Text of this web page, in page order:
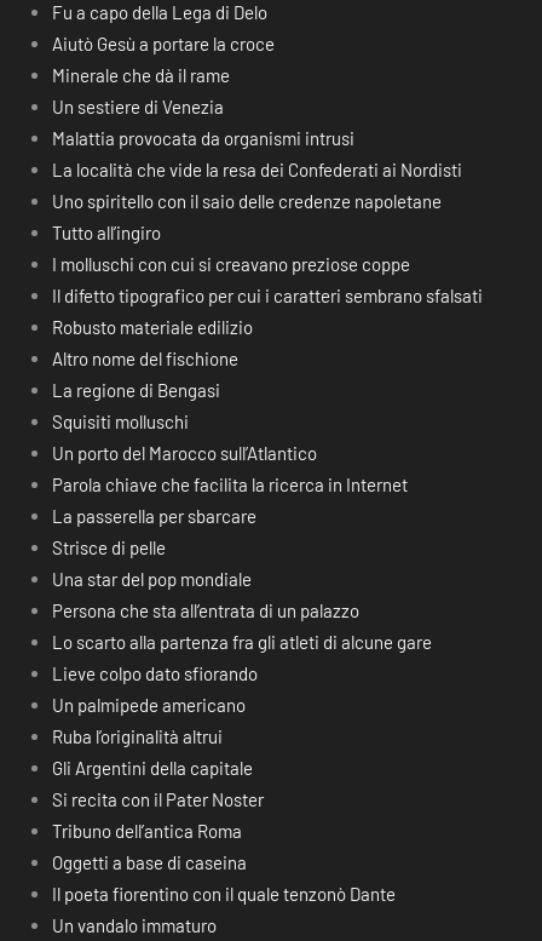
Fu a capo della Lega di Delo
Aiutò Gesù a portare la croce
Minerale che dà il rame
Un sestiere di Venezia
Malattia provocata da organismi intrusi
La località che vide la resa dei Confederati ai Nordisti
Uno spiritello con il saio delle credenze napoletane
Tutto all’ingiro
I molluschi con cui si creavano preziose coppe
Il difetto tipografico per cui i caratteri sembrano sfalsati
Robusto materiale edilizio
Altro nome del fischione
La regione di Bengasi
Squisiti molluschi
Un porto del Marocco sull’Atlantico
Parola chiave che facilita la ricerca in Internet
La passerella per sbarcare
Strisce di pelle
Una star del pop mondiale
Persona che sta all’entrata di un palazzo
Lo scarto alla partenza fra gli atleti di alcune gare
Lieve colpo dato sfiorando
Un palmipede americano
Ruba l’originalità altrui
Gli Argentini della capitale
Si recita con il Pater Noster
Tribuno dell’antica Roma
Oggetti a base di caseina
Il poeta fiorentino con il quale tenzonò Dante
Un vandalo immaturo